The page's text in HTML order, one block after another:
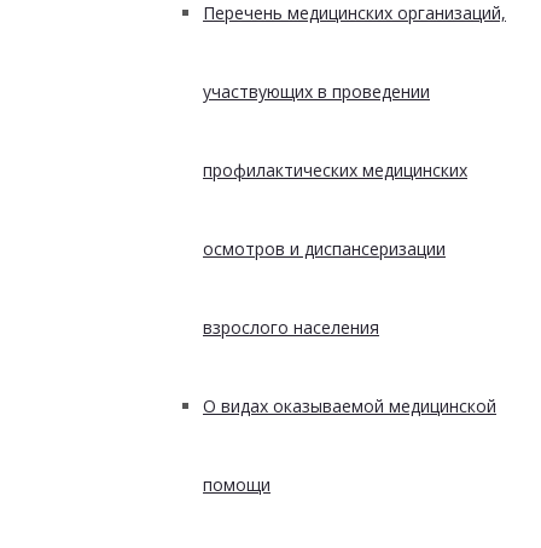
Перечень медицинских организаций,
участвующих в проведении
профилактических медицинских
осмотров и диспансеризации
взрослого населения
О видах оказываемой медицинской
помощи